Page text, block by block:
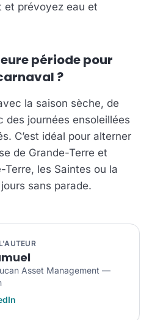
et prévoyez eau et
période pour
?
la saison sèche, de
des journées ensoleillées
C’est idéal pour alterner
de Grande-Terre et
les Saintes ou la
sans parade.
Asset Management —